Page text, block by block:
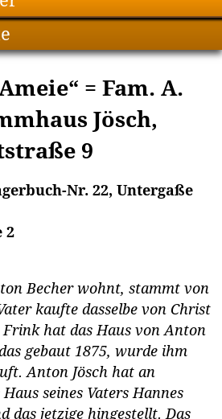
= Fam. A.
Jösch,
9
Nr. 22, Untergaße
2
Becher wohnt, stammt von
kaufte dasselbe von Christ
hat das Haus von Anton
gebaut 1875, wurde ihm
Anton Jösch hat an
seines Vaters Hannes
das jetzige hingestellt. Das